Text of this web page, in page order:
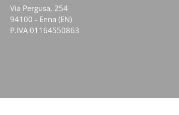
Via Pergusa, 254
94100 - Enna (EN)
P.IVA 01164550863